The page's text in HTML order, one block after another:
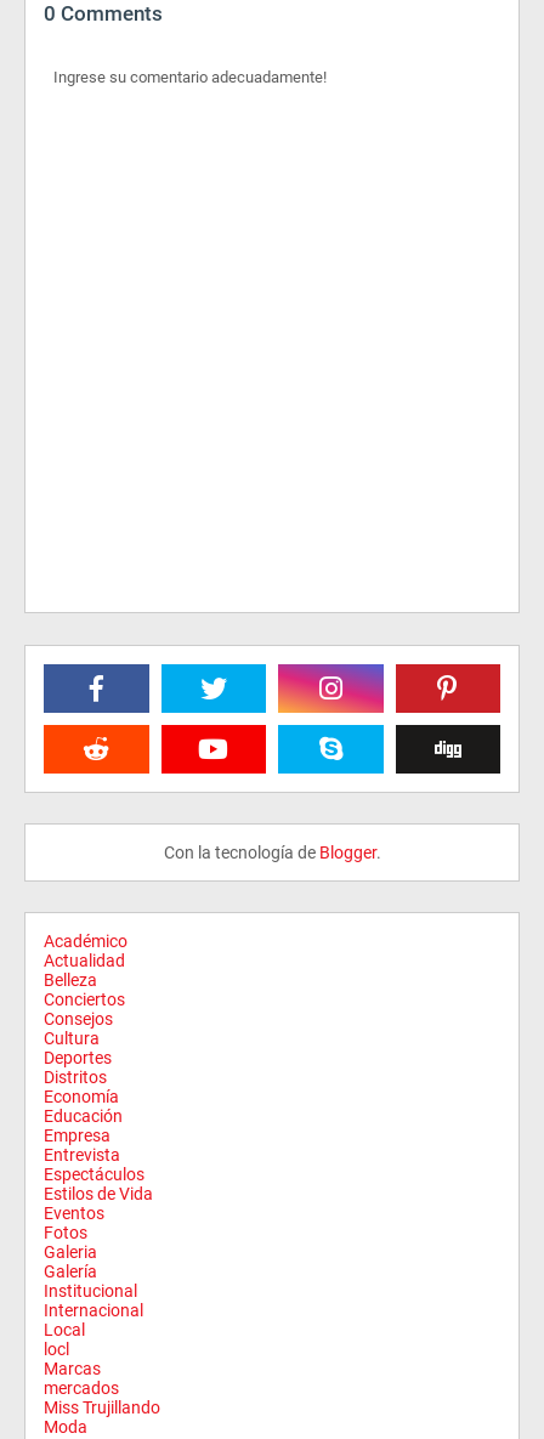
0 Comments
Ingrese su comentario adecuadamente!
Con la tecnología de Blogger.
Académico
Actualidad
Belleza
Conciertos
Consejos
Cultura
Deportes
Distritos
Economía
Educación
Empresa
Entrevista
Espectáculos
Estilos de Vida
Eventos
Fotos
Galeria
Galería
Institucional
Internacional
Local
locl
Marcas
mercados
Miss Trujillando
Moda